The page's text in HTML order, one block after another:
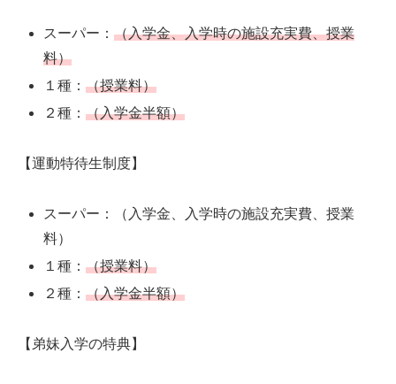
スーパー：（入学金、入学時の施設充実費、授業
料）
１種：（授業料）
２種：（入学金半額）
【運動特待生制度】
スーパー：（入学金、入学時の施設充実費、授業
料）
１種：（授業料）
２種：（入学金半額）
【弟妹入学の特典】